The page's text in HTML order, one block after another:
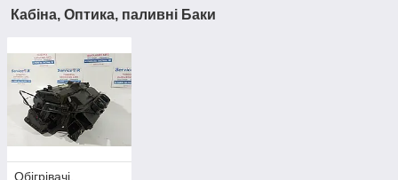
Кабіна, Оптика, паливні Баки
Обігрівачі,